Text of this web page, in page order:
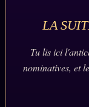
Oracle
Oracle
Oracle
LA
Tu lis ici
nominatives, et